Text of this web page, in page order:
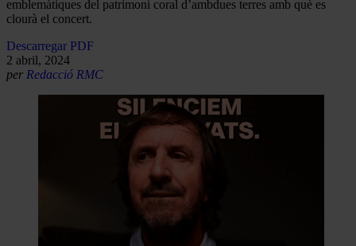
emblemàtiques del patrimoni coral d’ambdues terres amb què es
clourà el concert.
Descarregar PDF
2 abril, 2024
per Redacció RMC